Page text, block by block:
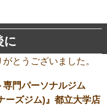
に
とうございました。
専門パーソナルジム
ーズジム)』都立大学店